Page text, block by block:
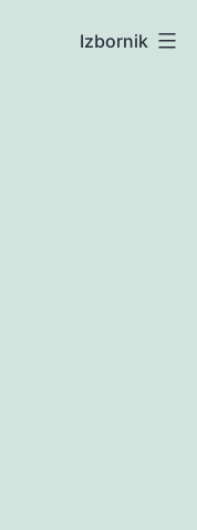
Izbornik